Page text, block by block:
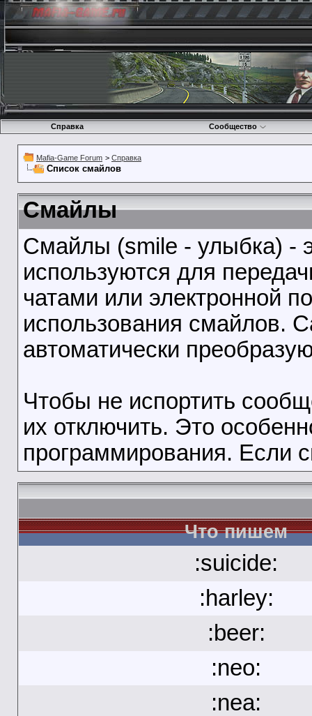
Справка Сообщество
Mafia-Game Forum > Справка
Список смайлов
Смайлы
Смайлы (smile - улыбка) -
используются для
чатами или электронной
использования смайлов.
автоматически
Чтобы не испортить
их отключить. Это
программирования. Если
Что пишем
:suicide:
:harley:
:beer:
:neo:
:nea: